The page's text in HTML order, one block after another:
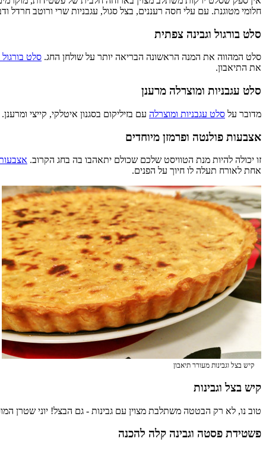
חלומי מטוגנת. עם עלי חסה רעננים, בצל סגול, עגבניות שרי ורוטב חרדל
סלט בורגול וגבינה צפתית
סלט המהווה את המנה הראשונה הבריאה יותר על שולחן החג. סלט בורגול
את התיאבון.
סלט עגבניות ומוצרלה מרענן
מדובר על סלט עגבניות ומוצרלה עם בזיליקום בסגנון איטלקי, קייצי
אצבעות פולנטה ופרמזן מיוחדים
זו יכולה להיות מנת הטוויסט שלכם שכולם יתאהבו בה בחג הקרוב.
אחת לאורח תעלה לו חיוך על הפנים.
קיש בצל וגבינות מעורר תיאבון
קיש בצל וגבינות
טוב נו, לא רק הבטטה משתלבת מצוין עם גבינות - גם הבצל! יוני שטרן
פשטידת פסטה וגבינה קלה להכנה